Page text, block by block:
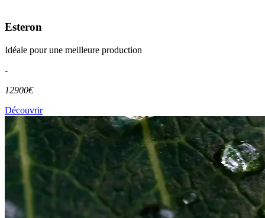
Esteron
Idéale pour une meilleure production
-
12900€
Découvrir